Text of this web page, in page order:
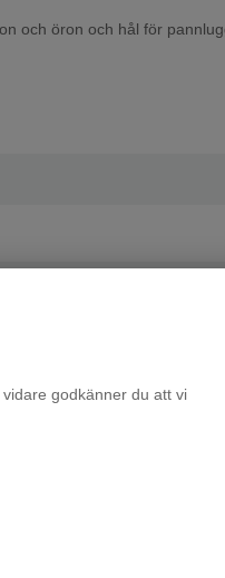
godkänner du att vi
och öron och hål för